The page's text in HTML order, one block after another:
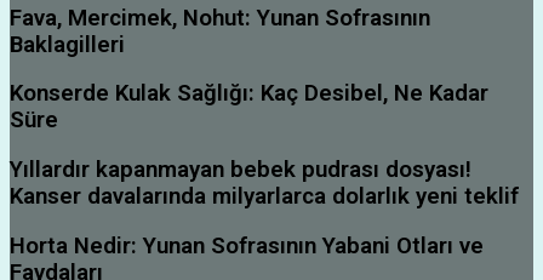
Fava, Mercimek, Nohut: Yunan Sofrasının
Baklagilleri
Konserde Kulak Sağlığı: Kaç Desibel, Ne Kadar
Süre
Yıllardır kapanmayan bebek pudrası dosyası!
Kanser davalarında milyarlarca dolarlık yeni teklif
Horta Nedir: Yunan Sofrasının Yabani Otları ve
Faydaları